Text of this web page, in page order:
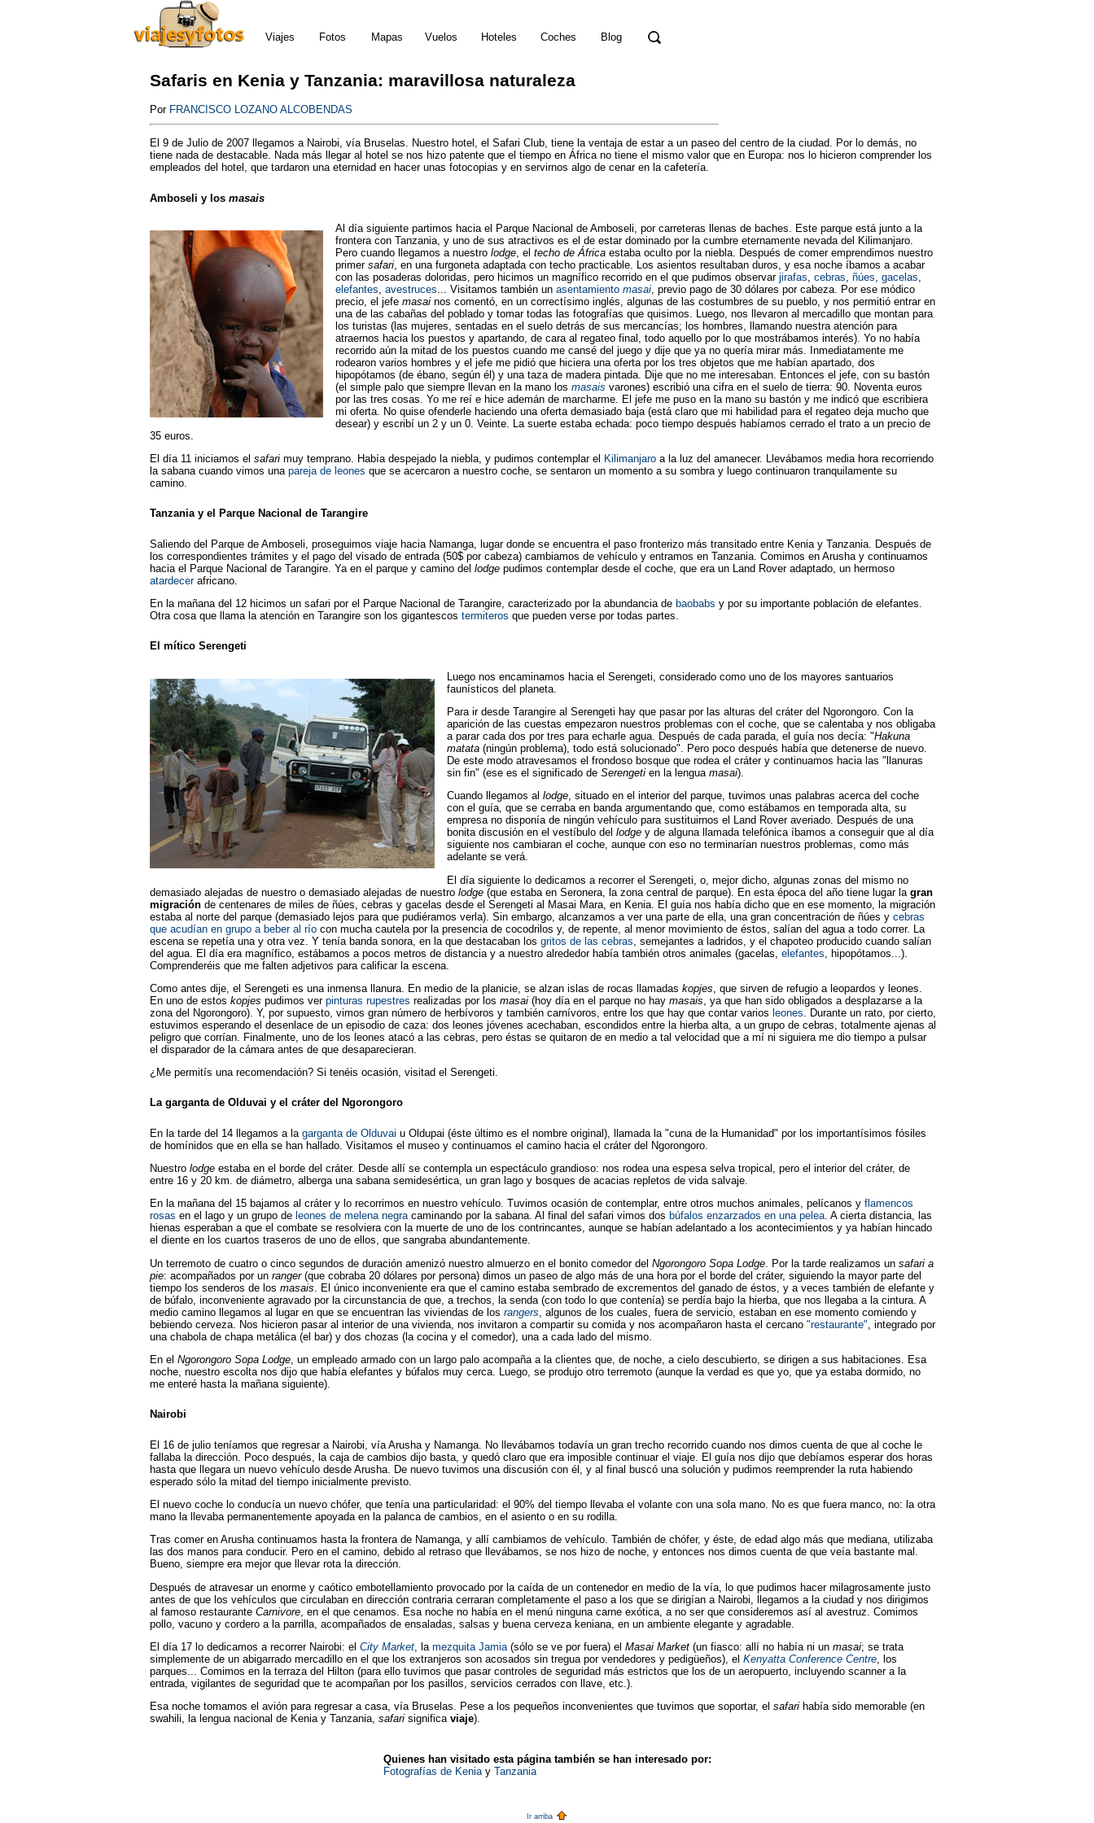
Viajes Fotos Mapas Vuelos Hoteles Coches Blog
Safaris en Kenia y Tanzania: maravillosa naturaleza
Por FRANCISCO LOZANO ALCOBENDAS
El 9 de Julio de 2007 llegamos a Nairobi, vía Bruselas. Nuestro hotel, el Safari Club, tiene la ventaja de estar a un paseo del centro de la ciudad. Por lo demás, no
tiene nada de destacable. Nada más llegar al hotel se nos hizo patente que el tiempo en África no tiene el mismo valor que en Europa: nos lo hicieron comprender los
empleados del hotel, que tardaron una eternidad en hacer unas fotocopias y en servirnos algo de cenar en la cafetería.
Amboseli y los masais
Al día siguiente partimos hacia el Parque Nacional de Amboseli, por carreteras llenas de baches. Este parque está junto a la
frontera con Tanzania, y uno de sus atractivos es el de estar dominado por la cumbre eternamente nevada del Kilimanjaro.
Pero cuando llegamos a nuestro lodge , el techo de África estaba oculto por la niebla. Después de comer emprendimos nuestro
primer safari , en una furgoneta adaptada con techo practicable. Los asientos resultaban duros, y esa noche íbamos a acabar
con las posaderas doloridas, pero hicimos un magnífico recorrido en el que pudimos observar jirafas cebras ñúes gacelas
elefantes avestruces ... Visitamos también un asentamiento masai , previo pago de 30 dólares por cabeza. Por ese módico
precio, el jefe masai nos comentó, en un correctísimo inglés, algunas de las costumbres de su pueblo, y nos permitió entrar en
una de las cabañas del poblado y tomar todas las fotografías que quisimos. Luego, nos llevaron al mercadillo que montan para
los turistas (las mujeres, sentadas en el suelo detrás de sus mercancías; los hombres, llamando nuestra atención para
atraernos hacia los puestos y apartando, de cara al regateo final, todo aquello por lo que mostrábamos interés). Yo no había
recorrido aún la mitad de los puestos cuando me cansé del juego y dije que ya no quería mirar más. Inmediatamente me
rodearon varios hombres y el jefe me pidió que hiciera una oferta por los tres objetos que me habían apartado, dos
hipopótamos (de ébano, según él) y una taza de madera pintada. Dije que no me interesaban. Entonces el jefe, con su bastón
(el simple palo que siempre llevan en la mano los masais varones) escribió una cifra en el suelo de tierra: 90. Noventa euros
por las tres cosas. Yo me reí e hice ademán de marcharme. El jefe me puso en la mano su bastón y me indicó que escribiera
mi oferta. No quise ofenderle haciendo una oferta demasiado baja (está claro que mi habilidad para el regateo deja mucho que
desear) y escribí un 2 y un 0. Veinte. La suerte estaba echada: poco tiempo después habíamos cerrado el trato a un precio de
35 euros.
El día 11 iniciamos el safari muy temprano. Había despejado la niebla, y pudimos contemplar el Kilimanjaro a la luz del amanecer. Llevábamos media hora recorriendo
la sabana cuando vimos una pareja de leones que se acercaron a nuestro coche, se sentaron un momento a su sombra y luego continuaron tranquilamente su
camino.
Tanzania y el Parque Nacional de Tarangire
Saliendo del Parque de Amboseli, proseguimos viaje hacia Namanga, lugar donde se encuentra el paso fronterizo más transitado entre Kenia y Tanzania. Después de
los correspondientes trámites y el pago del visado de entrada (50$ por cabeza) cambiamos de vehículo y entramos en Tanzania. Comimos en Arusha y continuamos
hacia el Parque Nacional de Tarangire. Ya en el parque y camino del lodge pudimos contemplar desde el coche, que era un Land Rover adaptado, un hermoso
atardecerafricano.
En la mañana del 12 hicimos un safari por el Parque Nacional de Tarangire, caracterizado por la abundancia de baobabs y por su importante población de elefantes.
Otra cosa que llama la atención en Tarangire son los gigantescos termiteros que pueden verse por todas partes.
El mítico Serengeti
Luego nos encaminamos hacia el Serengeti, considerado como uno de los mayores santuarios
faunísticos del planeta.
Para ir desde Tarangire al Serengeti hay que pasar por las alturas del cráter del Ngorongoro. Con la
aparición de las cuestas empezaron nuestros problemas con el coche, que se calentaba y nos obligaba
a parar cada dos por tres para echarle agua. Después de cada parada, el guía nos decía: "Hakuna
matata (ningún problema), todo está solucionado". Pero poco después había que detenerse de nuevo.
De este modo atravesamos el frondoso bosque que rodea el cráter y continuamos hacia las "llanuras
sin fin" (ese es el significado de Serengeti en la lengua masai).
Cuando llegamos al lodge, situado en el interior del parque, tuvimos unas palabras acerca del coche
con el guía, que se cerraba en banda argumentando que, como estábamos en temporada alta, su
empresa no disponía de ningún vehículo para sustituirnos el Land Rover averiado. Después de una
bonita discusión en el vestíbulo del lodge y de alguna llamada telefónica íbamos a conseguir que al día
siguiente nos cambiaran el coche, aunque con eso no terminarían nuestros problemas, como más
adelante se verá.
El día siguiente lo dedicamos a recorrer el Serengeti, o, mejor dicho, algunas zonas del mismo no
demasiado alejadas de nuestro o demasiado alejadas de nuestro lodge (que estaba en Seronera, la zona central de parque). En esta época del año tiene lugar la gran
migración de centenares de miles de ñúes, cebras y gacelas desde el Serengeti al Masai Mara, en Kenia. El guía nos había dicho que en ese momento, la migración
estaba al norte del parque (demasiado lejos para que pudiéramos verla). Sin embargo, alcanzamos a ver una parte de ella, una gran concentración de ñúes y cebras
que acudían en grupo a beber al río con mucha cautela por la presencia de cocodrilos y, de repente, al menor movimiento de éstos, salían del agua a todo correr. La
escena se repetía una y otra vez. Y tenía banda sonora, en la que destacaban los gritos de las cebras , semejantes a ladridos, y el chapoteo producido cuando salían
del agua. El día era magnífico, estábamos a pocos metros de distancia y a nuestro alrededor había también otros animales (gacelas, elefantes , hipopótamos...).
Comprenderéis que me falten adjetivos para calificar la escena.
Como antes dije, el Serengeti es una inmensa llanura. En medio de la planicie, se alzan islas de rocas llamadas kopjes , que sirven de refugio a leopardos y leones.
En uno de estos kopjes pudimos ver pinturas rupestres realizadas por los masai (hoy día en el parque no hay masais , ya que han sido obligados a desplazarse a la
zona del Ngorongoro). Y, por supuesto, vimos gran número de herbívoros y también carnívoros, entre los que hay que contar varios leones . Durante un rato, por cierto,
estuvimos esperando el desenlace de un episodio de caza: dos leones jóvenes acechaban, escondidos entre la hierba alta, a un grupo de cebras, totalmente ajenas al
peligro que corrían. Finalmente, uno de los leones atacó a las cebras, pero éstas se quitaron de en medio a tal velocidad que a mí ni siguiera me dio tiempo a pulsar
el disparador de la cámara antes de que desaparecieran.
¿Me permitís una recomendación? Si tenéis ocasión, visitad el Serengeti.
La garganta de Olduvai y el cráter del Ngorongoro
En la tarde del 14 llegamos a la garganta de Olduvai u Oldupai (éste último es el nombre original), llamada la "cuna de la Humanidad" por los importantísimos fósiles
de homínidos que en ella se han hallado. Visitamos el museo y continuamos el camino hacia el cráter del Ngorongoro.
Nuestro lodge estaba en el borde del cráter. Desde allí se contempla un espectáculo grandioso: nos rodea una espesa selva tropical, pero el interior del cráter, de
entre 16 y 20 km. de diámetro, alberga una sabana semidesértica, un gran lago y bosques de acacias repletos de vida salvaje.
En la mañana del 15 bajamos al cráter y lo recorrimos en nuestro vehículo. Tuvimos ocasión de contemplar, entre otros muchos animales, pelícanos y flamencos
rosas en el lago y un grupo de leones de melena negracaminando por la sabana. Al final del safari vimos dos búfalos enzarzados en una pelea. A cierta distancia, las
hienas esperaban a que el combate se resolviera con la muerte de uno de los contrincantes, aunque se habían adelantado a los acontecimientos y ya habían hincado
el diente en los cuartos traseros de uno de ellos, que sangraba abundantemente.
Un terremoto de cuatro o cinco segundos de duración amenizó nuestro almuerzo en el bonito comedor del Ngorongoro Sopa Lodge . Por la tarde realizamos un safari a
pie: acompañados por un ranger(que cobraba 20 dólares por persona) dimos un paseo de algo más de una hora por el borde del cráter, siguiendo la mayor parte del
tiempo los senderos de los masais . El único inconveniente era que el camino estaba sembrado de excrementos del ganado de éstos, y a veces también de elefante y
de búfalo, inconveniente agravado por la circunstancia de que, a trechos, la senda (con todo lo que contenía) se perdía bajo la hierba, que nos llegaba a la cintura. A
medio camino llegamos al lugar en que se encuentran las viviendas de los rangers , algunos de los cuales, fuera de servicio, estaban en ese momento comiendo y
bebiendo cerveza. Nos hicieron pasar al interior de una vivienda, nos invitaron a compartir su comida y nos acompañaron hasta el cercano "restaurante" , integrado por
una chabola de chapa metálica (el bar) y dos chozas (la cocina y el comedor), una a cada lado del mismo.
En el Ngorongoro Sopa Lodge, un empleado armado con un largo palo acompaña a la clientes que, de noche, a cielo descubierto, se dirigen a sus habitaciones. Esa
noche, nuestro escolta nos dijo que había elefantes y búfalos muy cerca. Luego, se produjo otro terremoto (aunque la verdad es que yo, que ya estaba dormido, no
me enteré hasta la mañana siguiente).
Nairobi
El 16 de julio teníamos que regresar a Nairobi, vía Arusha y Namanga. No llevábamos todavía un gran trecho recorrido cuando nos dimos cuenta de que al coche le
fallaba la dirección. Poco después, la caja de cambios dijo basta, y quedó claro que era imposible continuar el viaje. El guía nos dijo que debíamos esperar dos horas
hasta que llegara un nuevo vehículo desde Arusha. De nuevo tuvimos una discusión con él, y al final buscó una solución y pudimos reemprender la ruta habiendo
esperado sólo la mitad del tiempo inicialmente previsto.
El nuevo coche lo conducía un nuevo chófer, que tenía una particularidad: el 90% del tiempo llevaba el volante con una sola mano. No es que fuera manco, no: la otra
mano la llevaba permanentemente apoyada en la palanca de cambios, en el asiento o en su rodilla.
Tras comer en Arusha continuamos hasta la frontera de Namanga, y allí cambiamos de vehículo. También de chófer, y éste, de edad algo más que mediana, utilizaba
las dos manos para conducir. Pero en el camino, debido al retraso que llevábamos, se nos hizo de noche, y entonces nos dimos cuenta de que veía bastante mal.
Bueno, siempre era mejor que llevar rota la dirección.
Después de atravesar un enorme y caótico embotellamiento provocado por la caída de un contenedor en medio de la vía, lo que pudimos hacer milagrosamente justo
antes de que los vehículos que circulaban en dirección contraria cerraran completamente el paso a los que se dirigían a Nairobi, llegamos a la ciudad y nos dirigimos
al famoso restaurante Carnivore , en el que cenamos. Esa noche no había en el menú ninguna carne exótica, a no ser que consideremos así al avestruz. Comimos
pollo, vacuno y cordero a la parrilla, acompañados de ensaladas, salsas y buena cerveza keniana, en un ambiente elegante y agradable.
El día 17 lo dedicamos a recorrer Nairobi: el City Market , la mezquita Jamia (sólo se ve por fuera) el Masai Market (un fiasco: allí no había ni un masai; se trata
simplemente de un abigarrado mercadillo en el que los extranjeros son acosados sin tregua por vendedores y pedigüeños), el Kenyatta Conference Centre , los
parques... Comimos en la terraza del Hilton (para ello tuvimos que pasar controles de seguridad más estrictos que los de un aeropuerto, incluyendo scanner a la
entrada, vigilantes de seguridad que te acompañan por los pasillos, servicios cerrados con llave, etc.).
Esa noche tomamos el avión para regresar a casa, vía Bruselas. Pese a los pequeños inconvenientes que tuvimos que soportar, el safari había sido memorable (en
swahili, la lengua nacional de Kenia y Tanzania, safari significa viaje).
Quienes han visitado esta página también se han interesado por:
Fotografías de Keniay Tanzania
Ir arriba